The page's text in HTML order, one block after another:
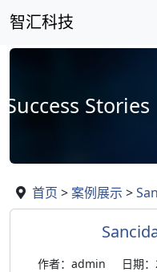
智汇科技
Success Stories
首页 >案例展示 >
作者：admin 日期